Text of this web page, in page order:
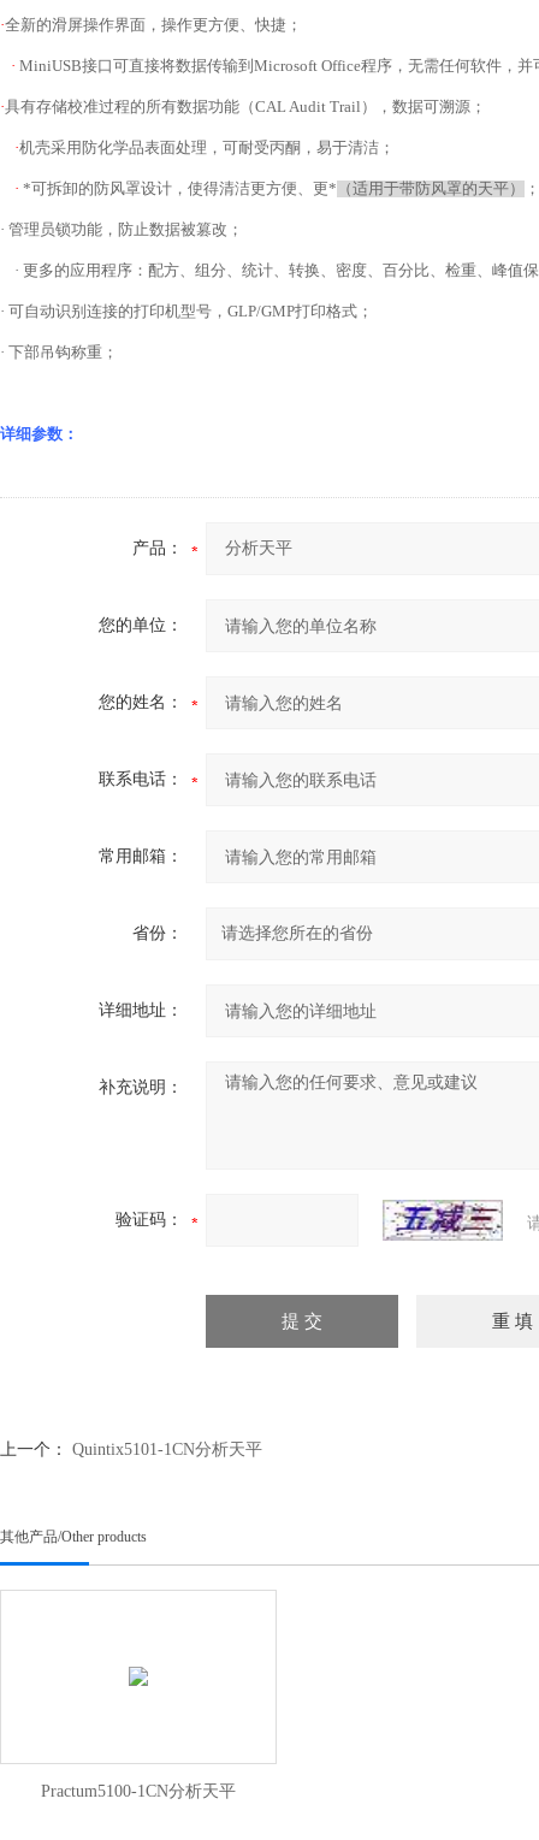
·全新的滑屏操作界面，操作更方便、快捷；
· MiniUSB接口可直接将数据传输到 Microsoft Office程序，无需任何软件，
·具有存储校准过程的所有数据功能（CAL Audit Trail ），数据可溯源；
·机壳采用防化学品表面处理，可耐受丙酮，易于清洁；
· *可拆卸的防风罩设计，使得清洁更方便、更* （适用于带防风罩的天平） ；
· 管理员锁功能，防止数据被篡改；
· 更多的应用程序：配方、组分、统计、转换、密度、百分比、检重、峰值
· 可自动识别连接的打印机型号， GLP/GMP打印格式；
· 下部吊钩称重；
详细参数：
产品：
您的单位：
您的姓名：
联系电话：
常用邮箱：
省份：
详细地址：
补充说明：
验证码：
上一个： Quintix5101-1CN分析天平
其他产品/Other products
Practum5100-1CN分析天平